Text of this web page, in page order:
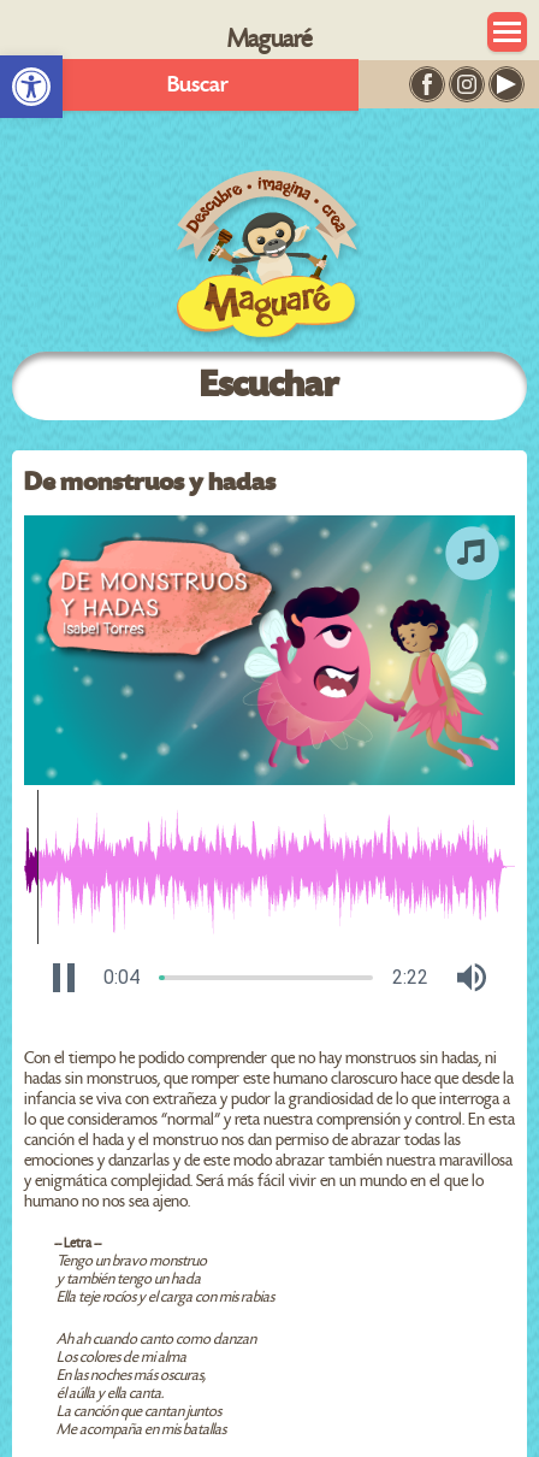
Abrir barra de herramientas
Maguaré
Buscar
Escuchar
De monstruos y hadas
0:04 2:22
Con el tiempo he podido comprender que no hay monstruos sin hadas, ni
hadas sin monstruos, que romper este humano claroscuro hace que desde la
infancia se viva con extrañeza y pudor la grandiosidad de lo que interroga a
lo que consideramos “normal” y reta nuestra comprensión y control. En esta
canción el hada y el monstruo nos dan permiso de abrazar todas las
emociones y danzarlas y de este modo abrazar también nuestra maravillosa
y enigmática complejidad. Será más fácil vivir en un mundo en el que lo
humano no nos sea ajeno.
-- Letra --
Tengo un bravo monstruo
y también tengo un hada
Ella teje rocíos y el carga con mis rabias
Ah ah cuando canto como danzan
Los colores de mi alma
En las noches más oscuras,
él aúlla y ella canta.
La canción que cantan juntos
Me acompaña en mis batallas